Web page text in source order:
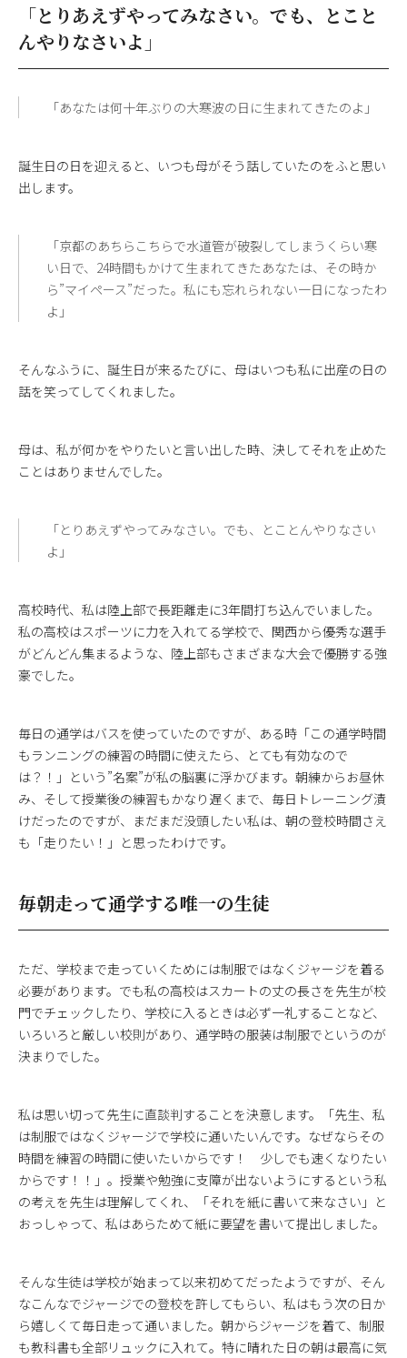
「とりあえずやってみなさい。でも、とこと
んやりなさいよ」
「あなたは何十年ぶりの大寒波の日に生まれてきたのよ」
誕生日の日を迎えると、いつも母がそう話していたのをふと思い
出します。
「京都のあちらこちらで水道管が破裂してしまうくらい寒
い日で、24時間もかけて生まれてきたあなたは、その時か
ら”マイペース”だった。私にも忘れられない一日になったわ
よ」
そんなふうに、誕生日が来るたびに、母はいつも私に出産の日の
話を笑ってしてくれました。
母は、私が何かをやりたいと言い出した時、決してそれを止めた
ことはありませんでした。
「とりあえずやってみなさい。でも、とことんやりなさい
よ」
高校時代、私は陸上部で長距離走に3年間打ち込んでいました。
私の高校はスポーツに力を入れてる学校で、関西から優秀な選手
がどんどん集まるような、陸上部もさまざまな大会で優勝する強
豪でした。
毎日の通学はバスを使っていたのですが、ある時「この通学時間
もランニングの練習の時間に使えたら、とても有効なので
は？！」という”名案”が私の脳裏に浮かびます。朝練からお昼休
み、そして授業後の練習もかなり遅くまで、毎日トレーニング漬
けだったのですが、まだまだ没頭したい私は、朝の登校時間さえ
も「走りたい！」と思ったわけです。
毎朝走って通学する唯一の生徒
ただ、学校まで走っていくためには制服ではなくジャージを着る
必要があります。でも私の高校はスカートの丈の長さを先生が校
門でチェックしたり、学校に入るときは必ず一礼することなど、
いろいろと厳しい校則があり、通学時の服装は制服でというのが
決まりでした。
私は思い切って先生に直談判することを決意します。「先生、私
は制服ではなくジャージで学校に通いたいんです。なぜならその
時間を練習の時間に使いたいからです！ 少しでも速くなりたい
からです！！」。授業や勉強に支障が出ないようにするという私
の考えを先生は理解してくれ、「それを紙に書いて来なさい」と
おっしゃって、私はあらためて紙に要望を書いて提出しました。
そんな生徒は学校が始まって以来初めてだったようですが、そん
なこんなでジャージでの登校を許してもらい、私はもう次の日か
ら嬉しくて毎日走って通いました。朝からジャージを着て、制服
も教科書も全部リュックに入れて。特に晴れた日の朝は最高に気